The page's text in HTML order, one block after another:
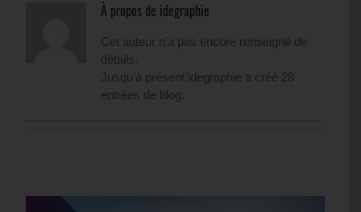
À propos de idegraphie
Cet auteur n'a pas encore renseigné de
détails.
Jusqu'à présent idegraphie a créé 28
entrées de blog.